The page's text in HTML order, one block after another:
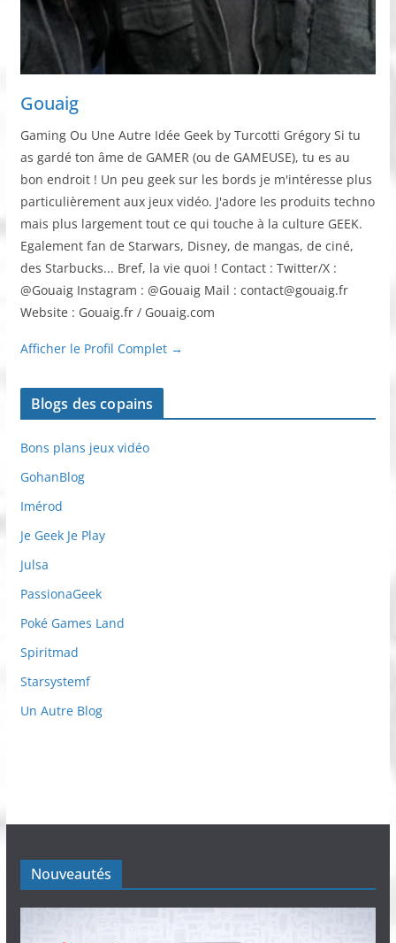
Gouaig
Gaming Ou Une Autre Idée Geek by Turcotti Grégory Si tu
as gardé ton âme de GAMER (ou de GAMEUSE), tu es au
bon endroit ! Un peu geek sur les bords je m'intéresse plus
particulièrement aux jeux vidéo. J'adore les produits techno
mais plus largement tout ce qui touche à la culture GEEK.
Egalement fan de Starwars, Disney, de mangas, de ciné,
des Starbucks... Bref, la vie quoi ! Contact : Twitter/X :
@Gouaig Instagram : @Gouaig Mail : contact@gouaig.fr
Website : Gouaig.fr / Gouaig.com
Afficher le Profil Complet →
Blogs des copains
Bons plans jeux vidéo
GohanBlog
Imérod
Je Geek Je Play
Julsa
PassionaGeek
Poké Games Land
Spiritmad
Starsystemf
Un Autre Blog
Nouveautés